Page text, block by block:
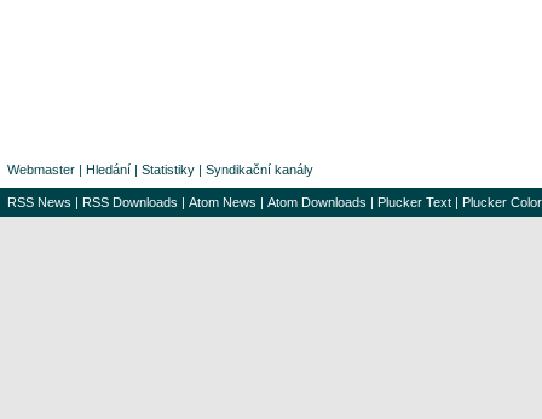
Webmaster | Hledání | Statistiky | Syndikační kanály
RSS News | RSS Downloads | Atom News | Atom Downloads | Plucker Text | Plucker Color